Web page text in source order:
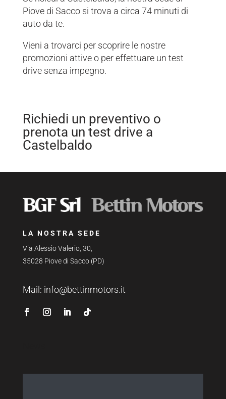
Piove di Sacco si trova a circa 74 minuti di
auto da te.
Vieni a trovarci per scoprire le nostre
promozioni attive o per effettuare un test
drive senza impegno.
Richiedi un preventivo o
prenota un test drive a
Castelbaldo
LA NOSTRA SEDE
Via Alessio Valerio, 30,
35028 Piove di Sacco (PD)
Mail: info@bettinmotors.it